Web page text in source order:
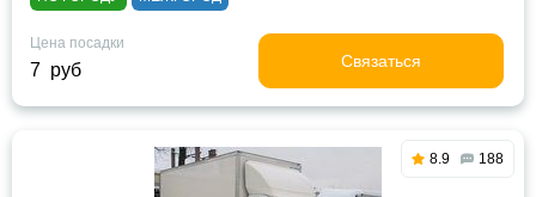
Цена посадки
7 руб Связаться
8.9 188